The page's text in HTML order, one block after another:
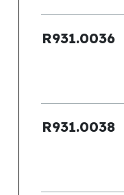
R931.0036
R931.0038